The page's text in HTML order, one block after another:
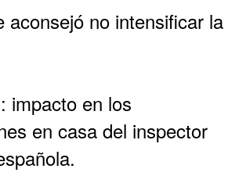
no intensificar la
impacto en los
en casa del inspector